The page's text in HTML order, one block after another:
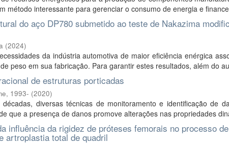
método interessante para gerenciar o consumo de energia e
do aço DP780 submetido ao teste de Nakazima
(2024)
da indústria automotiva de maior eficiência enérgica
peso em sua fabricação. Para garantir estes resultados, além do
de estruturas porticadas
1993- (2020)
décadas, diversas técnicas de monitoramento e identificação de
que a presença de danos promove alterações nas propriedades
influência da rigidez de próteses femorais no processo
artroplastia total de quadril